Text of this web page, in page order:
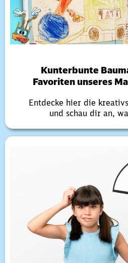
Kunterbunte
Favoriten unseres
Entdecke hier die
und schau dir an,